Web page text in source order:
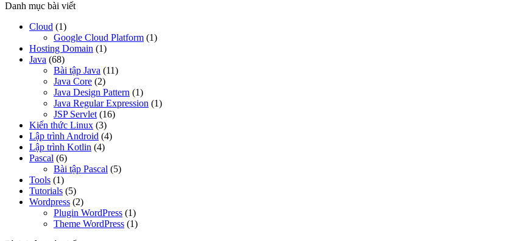
Danh mục bài viết
Cloud (1)
Google Cloud Platform (1)
Hosting Domain (1)
Java (68)
Bài tập Java (11)
Java Core (2)
Java Design Pattern (1)
Java Regular Expression (1)
JSP Servlet (16)
Kiến thức Linux (3)
Lập trình Android (4)
Lập trình Kotlin (4)
Pascal (6)
Bài tập Pascal (5)
Tools (1)
Tutorials (5)
Wordpress (2)
Plugin WordPress (1)
Theme WordPress (1)